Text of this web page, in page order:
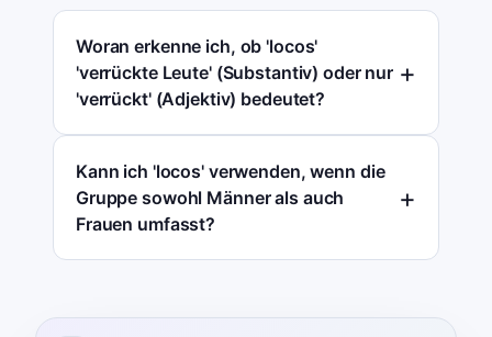
Woran erkenne ich, ob 'locos'
'verrückte Leute' (Substantiv) oder nur
'verrückt' (Adjektiv) bedeutet?
Kann ich 'locos' verwenden, wenn die
Gruppe sowohl Männer als auch
Frauen umfasst?